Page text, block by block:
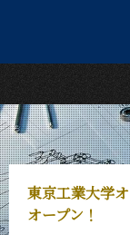
東京工業大学
オープン！
日本語
トップページ
Top Page
機械系について
About Us
教育
Education